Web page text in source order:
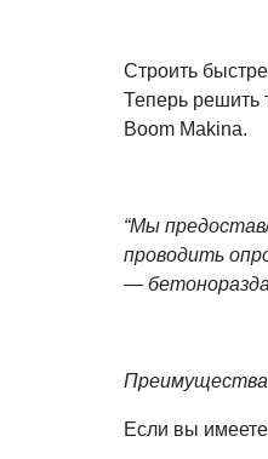
Строить
Теперь решить
Boom Makina.
“Мы
проводить
—
Преимущества
Если вы